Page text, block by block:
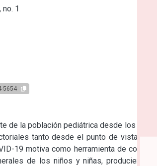
no. 1
5654
de la población pediátrica desde los 5 a los
tanto desde el punto de vista de su
19 motiva como herramienta de control al
de los niños y niñas, produciendo un